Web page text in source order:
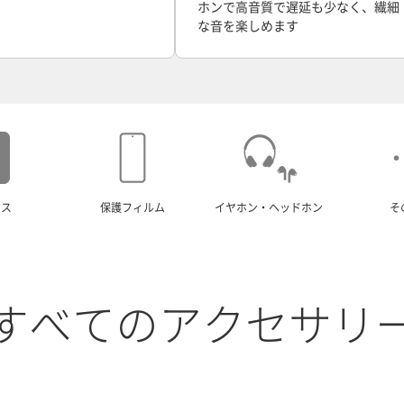
ホンで高音質で遅延も少なく、繊細
な音を楽しめます
保護フィルム イヤホン・ヘッドホン そ
べてのアクセサリ